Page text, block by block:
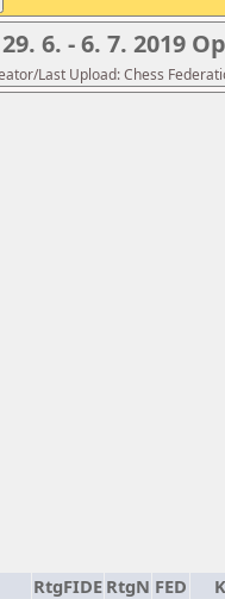
6. - 6. 7. 2019
Last Upload: Chess
RtgFIDE RtgN FED